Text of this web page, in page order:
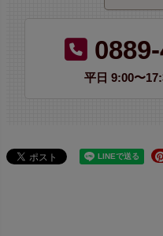
平日 9:00〜